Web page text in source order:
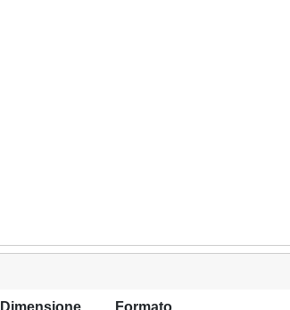
Dimensione Formato